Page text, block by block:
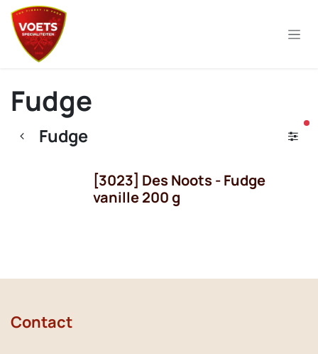
Overslaan naar inhoud
Fudge
Fudge
[3023] Des Noots - Fudge
vanille 200 g
Contact